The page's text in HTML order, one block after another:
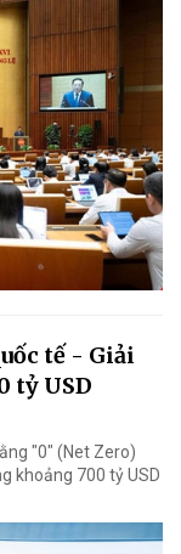
tế - Giải
tỷ USD
"0" (Net Zero)
khoảng 700 tỷ USD